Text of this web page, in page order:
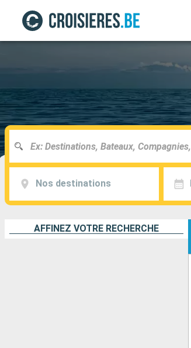
Nos destinations
AFFINEZ VOTRE RECHERCHE